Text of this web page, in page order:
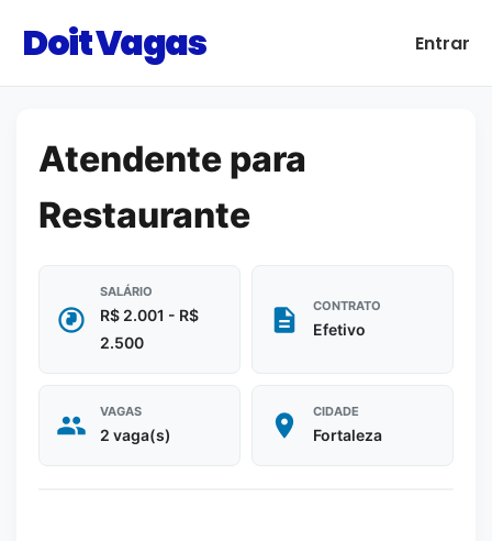
Doit Vagas Entrar
Atendente para
Restaurante
SALÁRIO
R$ 2.001 - R$
2.500
CONTRATO
Efetivo
VAGAS
2 vaga(s)
CIDADE
Fortaleza